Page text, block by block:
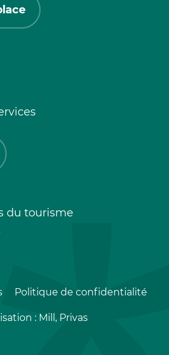
du tourisme
Politique de confidentialité
: Mill, Privas